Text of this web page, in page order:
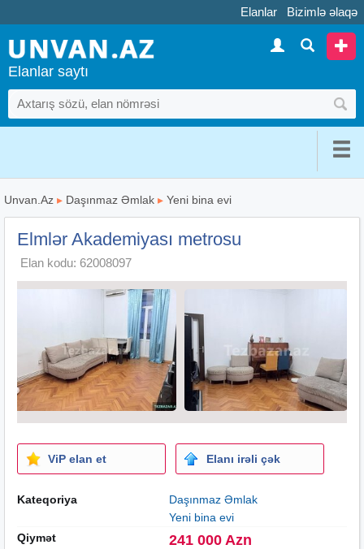
Elanlar Bizimlə əlaqə
Elanlar saytı
Unvan.Az ▸ Daşınmaz Əmlak ▸ Yeni bina evi
Elmlər Akademiyası metrosu
Elan kodu: 62008097
ViP elan et Elanı irəli çək
Kateqoriya
Daşınmaz Əmlak
Yeni bina evi
Qiymət
241 000 Azn